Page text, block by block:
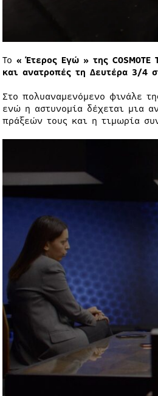
Το « Έτερος Εγώ » της COSMOTE
και ανατροπές τη Δευτέρα 3/4
Στο πολυαναμενόμενο φινάλε
ενώ η αστυνομία δέχεται μια
πράξεών τους και η τιμωρία